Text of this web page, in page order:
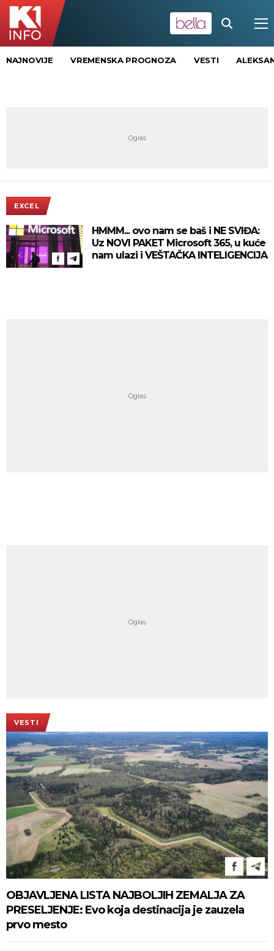
NAJNOVIJE VREMENSKA PROGNOZA VESTI
EXCEL
HMMM... ovo nam se baš i NE SVIĐA:
Uz NOVI PAKET Microsoft 365, u kuće
nam ulazi i VEŠTAČKA INTELIGENCIJA
VESTI
OBJAVLJENA LISTA NAJBOLJIH ZEMALJA ZA
PRESELJENJE: Evo koja destinacija je zauzela
prvo mesto